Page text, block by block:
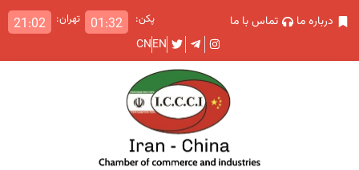
درباره ما تماس با ما پکن: 01:32 تهران: 21:02
EN
CN